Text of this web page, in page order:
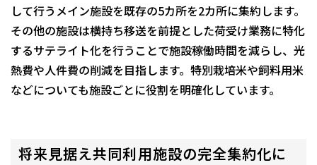
して行うメイン施設を既存の5カ所を2カ所に集約します。
その他の施設は横持ち移送を前提とした荷受け業務に特化
するサテライト化を行うことで施設稼働時間を減らし、光
熱費や人件費の削減を目指します。特別栽培米や飼料用米
などについても施設ごとに役割を明確化しています。
将来見据え共同利用施設の完全集約化に